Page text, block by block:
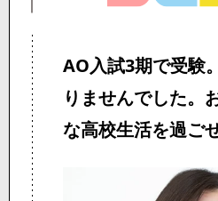
AO入試3期で受験
りませんでした。
な高校生活を過ご